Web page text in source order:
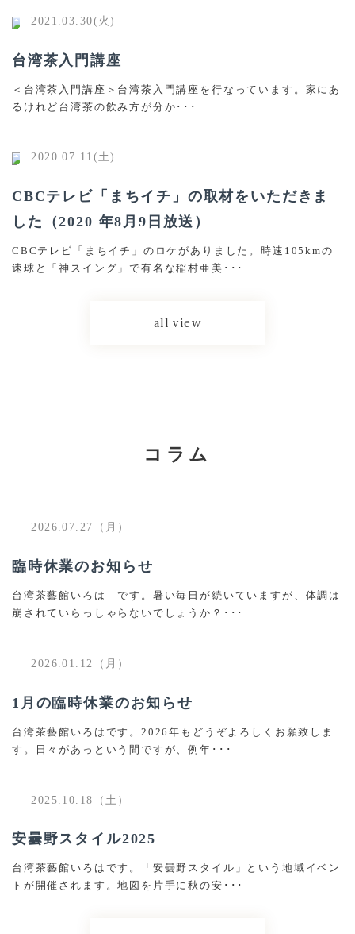
2021.03.30(火)
台湾茶入門講座
＜台湾茶入門講座＞台湾茶入門講座を行なっています。家にあ
るけれど台湾茶の飲み方が分か･･･
2020.07.11(土)
CBCテレビ「まちイチ」の取材をいただきま
した（2020 年8月9日放送）
CBCテレビ「まちイチ」のロケがありました。時速105kmの
速球と「神スイング」で有名な稲村亜美･･･
all view
コラム
2026.07.27（月）
臨時休業のお知らせ
台湾茶藝館いろは です。暑い毎日が続いていますが、体調は
崩されていらっしゃらないでしょうか？･･･
2026.01.12（月）
1月の臨時休業のお知らせ
台湾茶藝館いろはです。2026年もどうぞよろしくお願致しま
す。日々があっという間ですが、例年･･･
2025.10.18（土）
安曇野スタイル2025
台湾茶藝館いろはです。「安曇野スタイル」という地域イベン
トが開催されます。地図を片手に秋の安･･･